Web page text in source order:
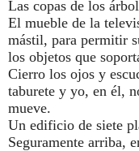
Las copas de los
El mueble de la
mástil, para permitir
los objetos que
Cierro los ojos y
taburete y yo, en él,
mueve.
Un edificio de siete
Seguramente arriba,